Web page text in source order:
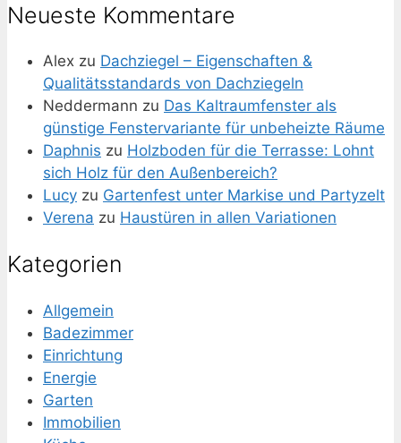
Neueste Kommentare
Alex zu Dachziegel – Eigenschaften &
Qualitätsstandards von Dachziegeln
Neddermann zu Das Kaltraumfenster als
günstige Fenstervariante für unbeheizte Räume
Daphnis zu Holzboden für die Terrasse: Lohnt
sich Holz für den Außenbereich?
Lucy zu Gartenfest unter Markise und Partyzelt
Verena zu Haustüren in allen Variationen
Kategorien
Allgemein
Badezimmer
Einrichtung
Energie
Garten
Immobilien